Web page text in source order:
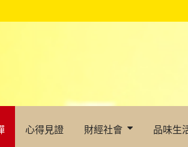
心得見證 財經社會 品味生